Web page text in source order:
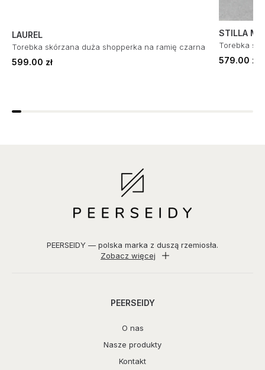
LAUREL
Torebka skórzana duża shopperka na ramię czarna
599.00 zł
STILLA M
Torebka
579.00 zł
PEERSEIDY — polska marka z duszą rzemiosła.
Zobacz więcej
PEERSEIDY
O nas
Nasze produkty
Kontakt